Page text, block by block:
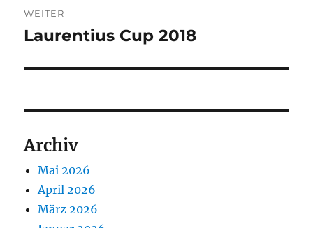
WEITER
Nächster
Laurentius Cup 2018
Archiv
Mai 2026
April 2026
März 2026